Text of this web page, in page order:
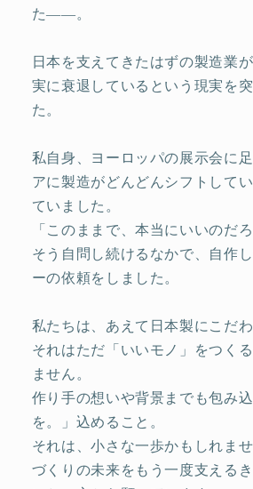
た――。
日本を支えてきたはずの製造業
実に衰退しているという現実を
た。
私自身、ヨーロッパの展示会に
アに製造がどんどんシフトして
ていました。
「このままで、本当にいいのだろ
そう自問し続けるなかで、自作
ーの依頼をしました。
私たちは、あえて日本製にこだわ
それはただ「いいモノ」をつく
ません。
作り手の想いや背景までも包み
を。」込めること。
それは、小さな一歩かもしれま
づくりの未来をもう一度支える